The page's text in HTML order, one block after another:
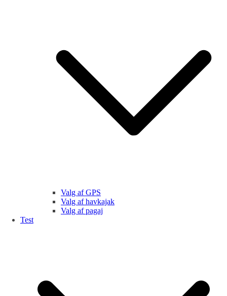
Valg af GPS
Valg af havkajak
Valg af pagaj
Test